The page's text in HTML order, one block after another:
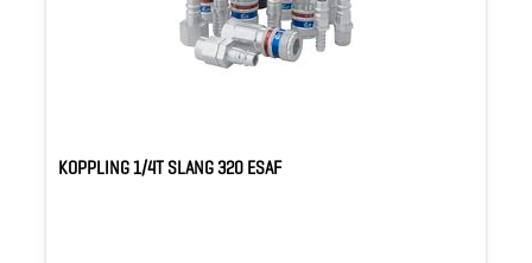
KOPPLING 1/4T SLANG 320 ESAF